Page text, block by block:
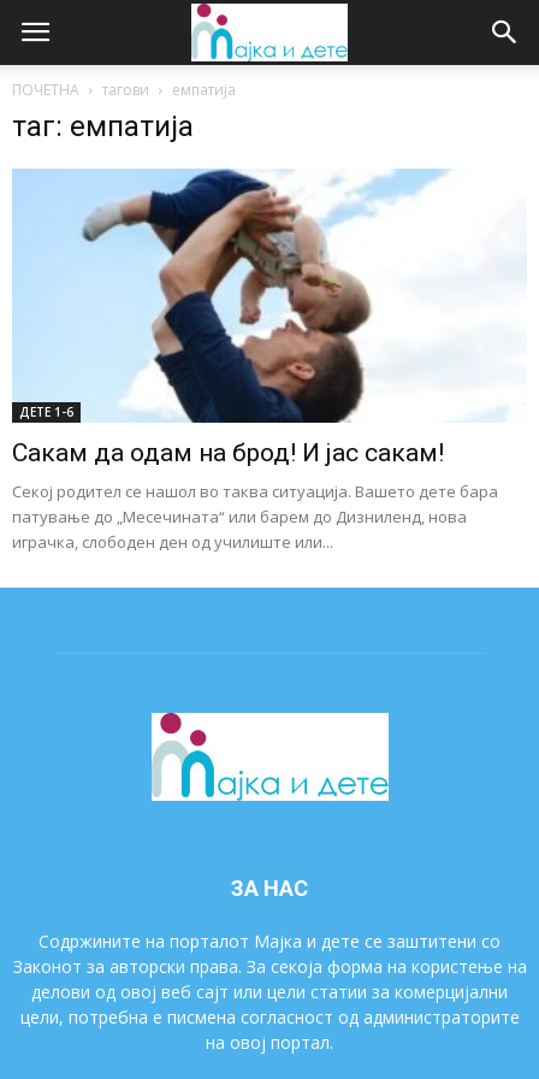
ПОЧЕТНА тагови емпатија
таг: емпатија
ДЕTE 1-6
Сакам да одам на брод! И јас сакам!
Секој родител се нашол во таква ситуација. Вашето дете бара
патување до „Месечината“ или барем до Дизниленд, нова
играчка, слободен ден од училиште или...
ЗА НАС
Содржините на порталот Мајка и дете се заштитени со
Законот за авторски права. За секоја форма на користење на
делови од овој веб сајт или цели статии за комерцијални
цели, потребна е писмена согласност од администраторите
на овој портал.